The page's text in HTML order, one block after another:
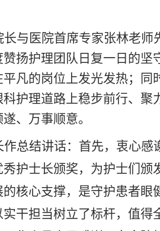
长与医院首席专家张林老
扬护理团队日复一日的
凡的岗位上发光发热；
护理道路上稳步前行、
、万事顺意。
作总结讲话： 首先，衷心感
护士长颁奖，为护士们颁
核心支撑，是守护患者
干担当树立了标杆，值